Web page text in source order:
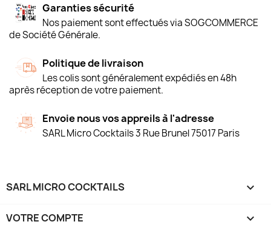
Garanties sécurité
Nos paiement sont effectués via SOGCOMMERCE
de Société Générale.
Politique de livraison
Les colis sont généralement expédiés en 48h
après réception de votre paiement.
Envoie nous vos appreils à l'adresse
SARL Micro Cocktails 3 Rue Brunel 75017 Paris
SARL MICRO COCKTAILS 
VOTRE COMPTE 